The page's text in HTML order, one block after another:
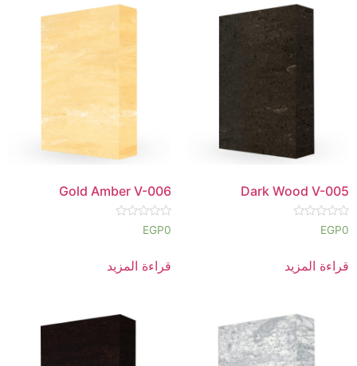
Dark Wood V-005
تم
التقييم
من
5
EGP0
قراءة المزيد
Gold Amber V-006
تم
التقييم
من
5
EGP0
قراءة المزيد